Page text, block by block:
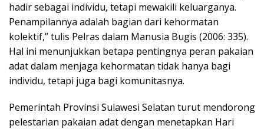
hadir sebagai individu, tetapi mewakili keluarganya.
Penampilannya adalah bagian dari kehormatan
kolektif,” tulis Pelras dalam Manusia Bugis (2006: 335).
Hal ini menunjukkan betapa pentingnya peran pakaian
adat dalam menjaga kehormatan tidak hanya bagi
individu, tetapi juga bagi komunitasnya.
Pemerintah Provinsi Sulawesi Selatan turut mendorong
pelestarian pakaian adat dengan menetapkan Hari